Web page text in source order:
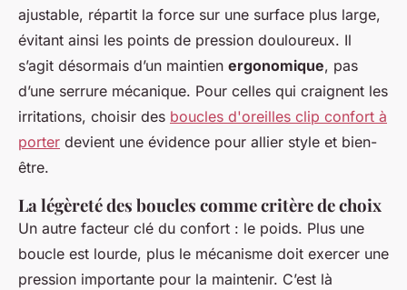
ajustable, répartit la force sur une surface plus large,
évitant ainsi les points de pression douloureux. Il
s’agit désormais d’un maintien ergonomique, pas
d’une serrure mécanique. Pour celles qui craignent les
irritations, choisir des boucles d'oreilles clip confort à
porter devient une évidence pour allier style et bien-
être.
La légèreté des boucles comme critère de choix
Un autre facteur clé du confort : le poids. Plus une
boucle est lourde, plus le mécanisme doit exercer une
pression importante pour la maintenir. C’est là